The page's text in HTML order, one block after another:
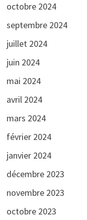
octobre 2024
septembre 2024
juillet 2024
juin 2024
mai 2024
avril 2024
mars 2024
février 2024
janvier 2024
décembre 2023
novembre 2023
octobre 2023